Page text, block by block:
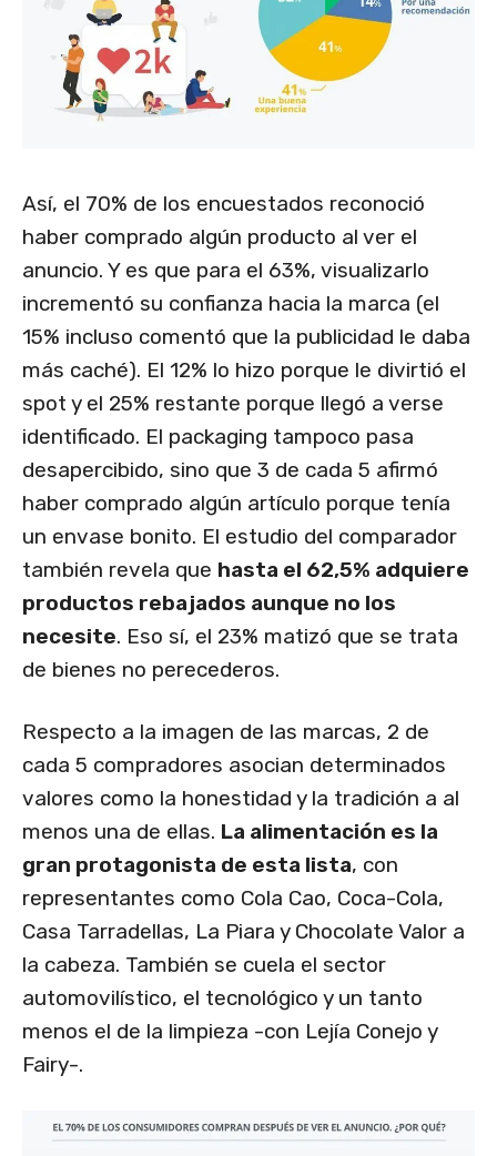
Así, el 70% de los encuestados reconoció
haber comprado algún producto al ver el
anuncio. Y es que para el 63%, visualizarlo
incrementó su confianza hacia la marca (el
15% incluso comentó que la publicidad le daba
más caché). El 12% lo hizo porque le divirtió el
spot y el 25% restante porque llegó a verse
identificado. El packaging tampoco pasa
desapercibido, sino que 3 de cada 5 afirmó
haber comprado algún artículo porque tenía
un envase bonito. El estudio del comparador
también revela que hasta el 62,5% adquiere
productos rebajados aunque no los
necesite. Eso sí, el 23% matizó que se trata
de bienes no perecederos.
Respecto a la imagen de las marcas, 2 de
cada 5 compradores asocian determinados
valores como la honestidad y la tradición a al
menos una de ellas. La alimentación es la
gran protagonista de esta lista, con
representantes como Cola Cao, Coca-Cola,
Casa Tarradellas, La Piara y Chocolate Valor a
la cabeza. También se cuela el sector
automovilístico, el tecnológico y un tanto
menos el de la limpieza -con Lejía Conejo y
Fairy-.